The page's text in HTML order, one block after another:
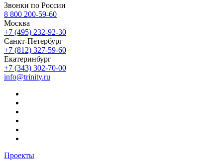
Звонки по России
8 800 200-59-60
Москва
+7 (495) 232-92-30
Санкт-Петербург
+7 (812) 327-59-60
Екатеринбург
+7 (343) 302-70-00
info@trinity.ru
Проекты